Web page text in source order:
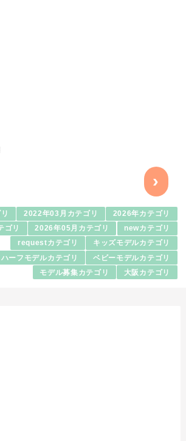
›
2022年03月カテゴリ 2026年カテゴリ
ゴリ 2026年05月カテゴリ newカテゴリ
requestカテゴリ キッズモデルカテゴリ
ハーフモデルカテゴリ ベビーモデルカテゴリ
モデル募集カテゴリ 大阪カテゴリ